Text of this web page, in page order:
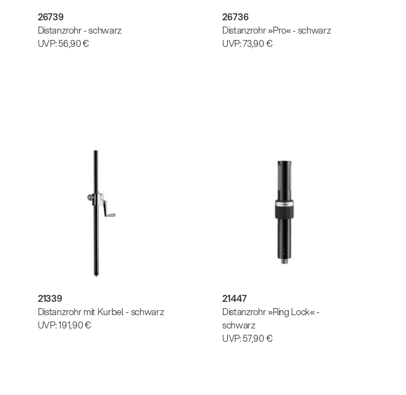
26739
Distanzrohr - schwarz
UVP:56,90 €
26736
Distanzrohr »Pro« - schwarz
UVP:73,90 €
21339
Distanzrohr mit Kurbel - schwarz
UVP:191,90 €
21447
Distanzrohr »Ring Lock« -
schwarz
UVP:57,90 €